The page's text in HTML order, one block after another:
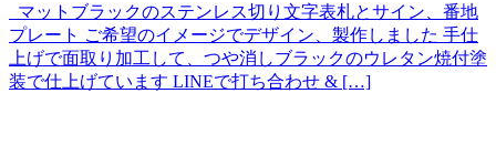
マットブラックのステンレス切り文字表札とサイン、番地
プレート ご希望のイメージでデザイン、製作しました 手仕
上げで面取り加工して、つや消しブラックのウレタン焼付塗
装で仕上げています LINEで打ち合わせ & […]